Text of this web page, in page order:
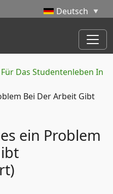
Das Studentenleben In
Bei Der Arbeit Gibt
ein Problem